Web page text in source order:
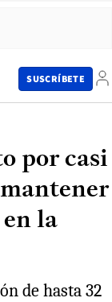
SUSCRÍBETE
por casi
la
de hasta 32